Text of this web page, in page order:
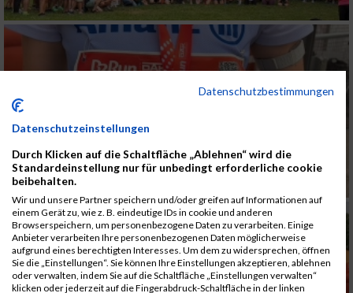
Datenschutzbestimmungen
Datenschutzeinstellungen
Durch Klicken auf die Schaltfläche „Ablehnen“ wird die
Standardeinstellung nur für unbedingt erforderliche cookie
beibehalten.
Wir und unsere Partner speichern und/oder greifen auf Informationen auf
einem Gerät zu, wie z. B. eindeutige IDs in cookie und anderen
Browserspeichern, um personenbezogene Daten zu verarbeiten. Einige
Anbieter verarbeiten Ihre personenbezogenen Daten möglicherweise
aufgrund eines berechtigten Interesses. Um dem zu widersprechen, öffnen
Sie die „Einstellungen“. Sie können Ihre Einstellungen akzeptieren, ablehnen
oder verwalten, indem Sie auf die Schaltfläche „Einstellungen verwalten“
klicken oder jederzeit auf die Fingerabdruck-Schaltfläche in der linken